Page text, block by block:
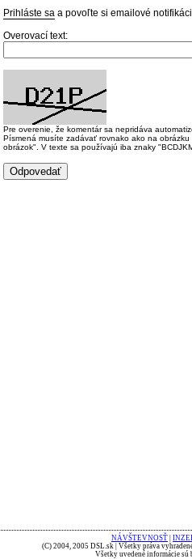
Prihláste sa a povoľte si emailové
Overovací text:
Pre overenie, že komentár sa nepridáva
Písmená musíte zadávať rovnako ako na
obrázok". V texte sa používajú iba znaky
NÁVŠTEVNOSŤ
(C) 2004, 2005 DSL.sk | Všetky práva
Všetky uvedené informácie sú